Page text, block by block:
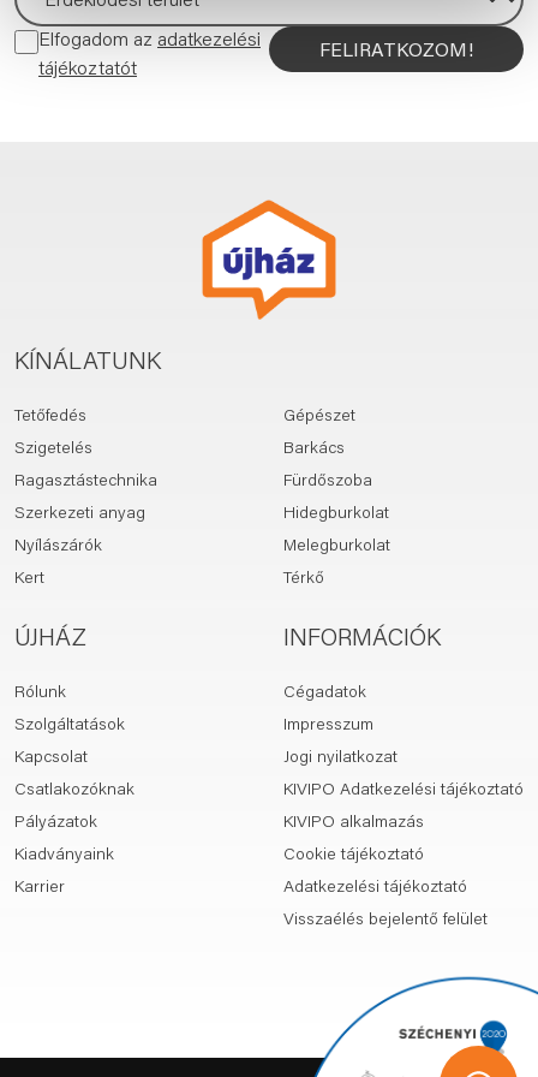
Elfogadom az adatkezelési
tájékoztatót
FELIRATKOZOM!
KÍNÁLATUNK
Tetőfedés
Szigetelés
Ragasztástechnika
Szerkezeti anyag
Nyílászárók
Kert
Gépészet
Barkács
Fürdőszoba
Hidegburkolat
Melegburkolat
Térkő
ÚJHÁZ
Rólunk
Szolgáltatások
Kapcsolat
Csatlakozóknak
Pályázatok
Kiadványaink
Karrier
INFORMÁCIÓK
Cégadatok
Impresszum
Jogi nyilatkozat
KIVIPO Adatkezelési tájékoztató
KIVIPO alkalmazás
Cookie tájékoztató
Adatkezelési tájékoztató
Visszaélés bejelentő felület